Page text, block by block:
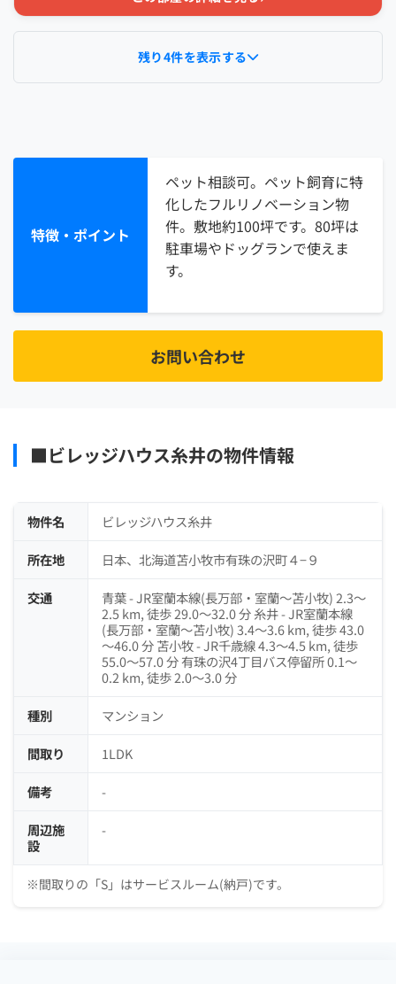
特徴・ポイント
ペット相談可。ペット飼育に特
化したフルリノベーション物
件。敷地約100坪です。80坪は
駐車場やドッグランで使えま
す。
お問い合わせ
■ビレッジハウス糸井の物件情報
物件名 ビレッジハウス糸井
所在地 日本、北海道苫小牧市有珠の沢町４−９
交通
青葉 - JR室蘭本線(長万部・室蘭～苫小牧) 2.3～
2.5 km, 徒歩 29.0～32.0 分 糸井 - JR室蘭本線
(長万部・室蘭～苫小牧) 3.4～3.6 km, 徒歩 43.0
～46.0 分 苫小牧 - JR千歳線 4.3～4.5 km, 徒歩
55.0～57.0 分 有珠の沢4丁目バス停留所 0.1～
0.2 km, 徒歩 2.0～3.0 分
種別 マンション
間取り 1LDK
備考 -
周辺施
設
-
※間取りの「S」はサービスルーム(納戸)です。
残り4件を表示する